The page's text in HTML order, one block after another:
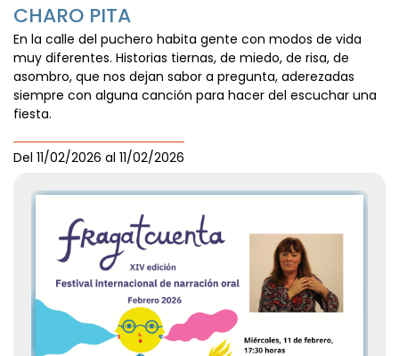
Del 11/02/2026 al 11/02/2026
CHARO PITA
En la calle del puchero habita gente con modos de vida
muy diferentes. Historias tiernas, de miedo, de risa, de
asombro, que nos dejan sabor a pregunta, aderezadas
siempre con alguna canción para hacer del escuchar una
fiesta.